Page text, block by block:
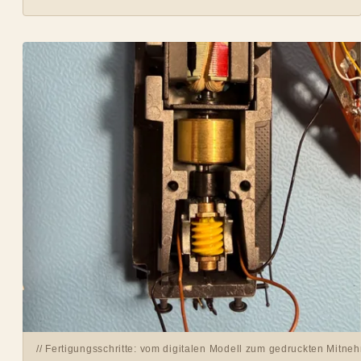
// Fertigungsschritte: vom digitalen Modell zum gedruckten